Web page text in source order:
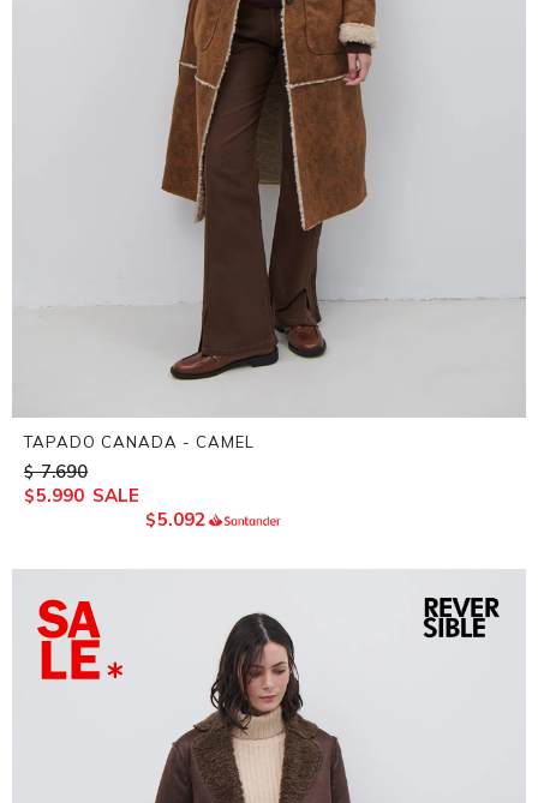
TAPADO CANADA - CAMEL
$ 7.690
$5.990
$5.092